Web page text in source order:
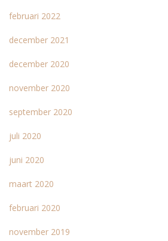
februari 2022
december 2021
december 2020
november 2020
september 2020
juli 2020
juni 2020
maart 2020
februari 2020
november 2019